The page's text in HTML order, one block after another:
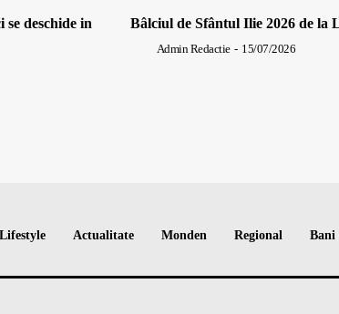
deschide in
Bâlciul de Sfântul Ilie 2026 de la
Admin Redactie - 15/07/2026
Lifestyle Actualitate Monden Regional Bani